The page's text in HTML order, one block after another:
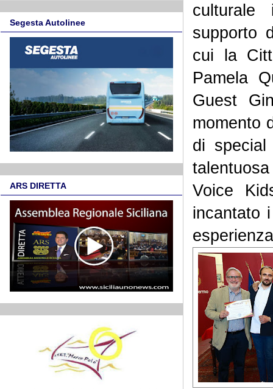
culturale
supporto
cui la
Pamela
Guest
momento
di
Voice
incantato
Segesta Autolinee
ARS DIRETTA